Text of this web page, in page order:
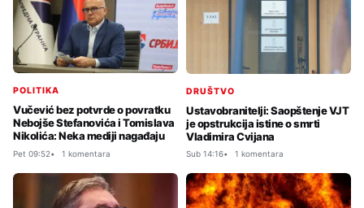
POLITIKA
Vučević bez potvrde o povratku
Nebojše Stefanovića i Tomislava
Nikolića: Neka mediji nagađaju
Pet 09:52 1 komentara
DRUŠTVO
Ustavobranitelji: Saopštenje VJT
je opstrukcija istine o smrti
Vladimira Cvijana
Sub 14:16 1 komentara